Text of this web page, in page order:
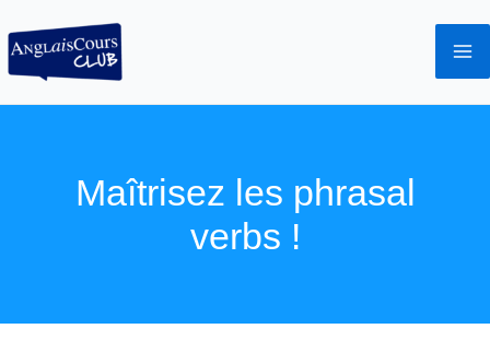
au
contenu
Maîtrisez les phrasal
verbs !